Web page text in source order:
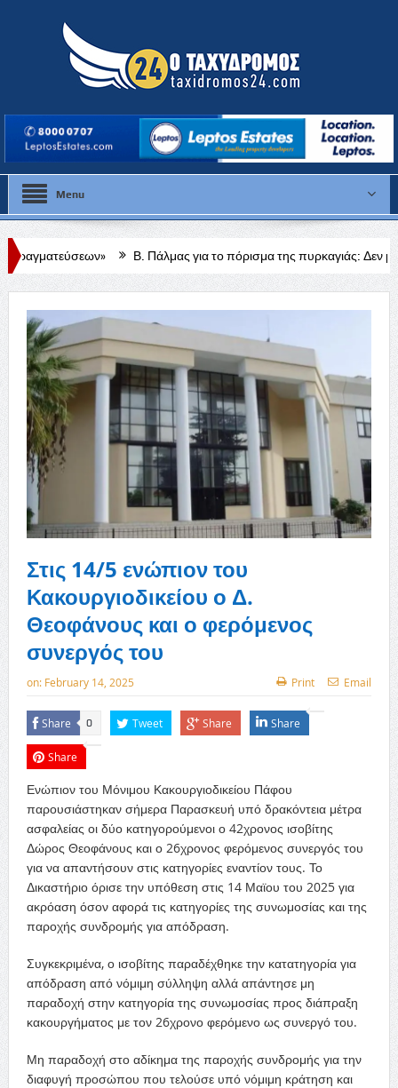
Menu
Β. Πάλμας για το πόρισμα της πυρκαγιάς: Δεν μπορώ να πω κάτι
Στις 14/5 ενώπιον του
Κακουργιοδικείου ο Δ.
Θεοφάνους και ο φερόμενος
συνεργός του
on: February 14, 2025 Print Email
Share 0 Tweet Share Share
Share
Ενώπιον του Μόνιμου Κακουργιοδικείου Πάφου
παρουσιάστηκαν σήμερα Παρασκευή υπό δρακόντεια μέτρα
ασφαλείας οι δύο κατηγορούμενοι ο 42χρονος ισοβίτης
Δώρος Θεοφάνους και ο 26χρονος φερόμενος συνεργός του
για να απαντήσουν στις κατηγορίες εναντίον τους. Το
Δικαστήριο όρισε την υπόθεση στις 14 Μαϊου του 2025 για
ακρόαση όσον αφορά τις κατηγορίες της συνωμοσίας και της
παροχής συνδρομής για απόδραση.
Συγκεκριμένα, ο ισοβίτης παραδέχθηκε την κατατηγορία για
απόδραση από νόμιμη σύλληψη αλλά απάντησε μη
παραδοχή στην κατηγορία της συνωμοσίας προς διάπραξη
κακουργήματος με τον 26χρονο φερόμενο ως συνεργό του.
Μη παραδοχή στο αδίκημα της παροχής συνδρομής για την
διαφυγή προσώπου που τελούσε υπό νόμιμη κράτηση και